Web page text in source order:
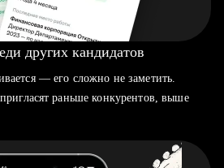
других кандидатов
— его сложно не заметить.
раньше конкурентов, выше